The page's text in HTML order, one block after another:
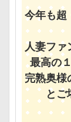
今年も超
人妻ファ
最高の
完熟奥様
と